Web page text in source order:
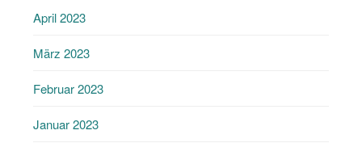
April 2023
März 2023
Februar 2023
Januar 2023